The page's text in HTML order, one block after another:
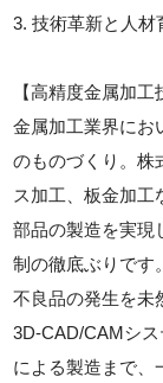
3. 技術革新と人材
【高精度金属加
金属加工業界にお
のものづくり。株
ス加工、板金加工
部品の製造を実現
制の徹底ぶりです
不良品の発生を未
3D-CAD/CAMシ
による製造まで、